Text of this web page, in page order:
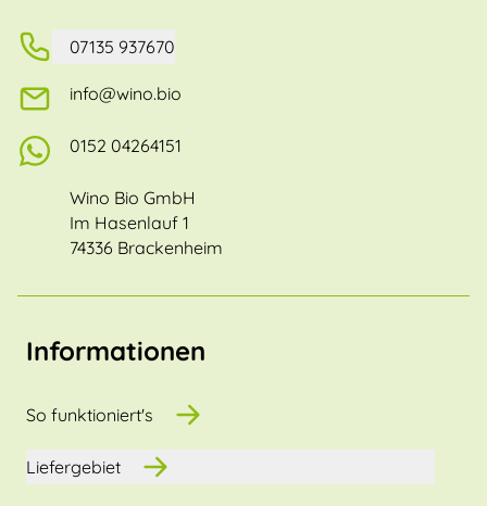
07135 937670
info@wino.bio
0152 04264151
Wino Bio GmbH
Im Hasenlauf 1
74336 Brackenheim
Informationen
So funktioniert's
Liefergebiet